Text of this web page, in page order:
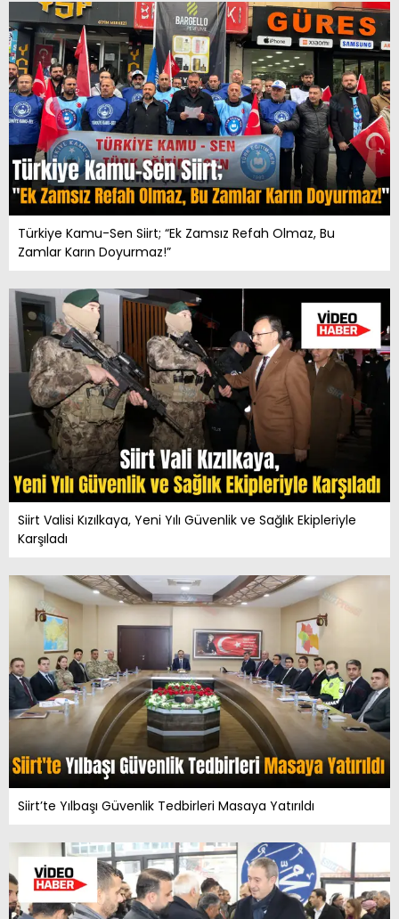
Türkiye Kamu-Sen Siirt; “Ek Zamsız Refah Olmaz, Bu
Zamlar Karın Doyurmaz!”
Siirt Valisi Kızılkaya, Yeni Yılı Güvenlik ve Sağlık Ekipleriyle
Karşıladı
Siirt’te Yılbaşı Güvenlik Tedbirleri Masaya Yatırıldı